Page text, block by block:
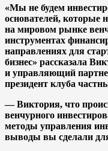
«Мы не будем
основателей, которые
на мировом рынке
инструментах
направлениях для
бизнес» рассказала
и управляющий
президент клуба
— Виктория, что
венчурного
методы управления
выводы вы сделали